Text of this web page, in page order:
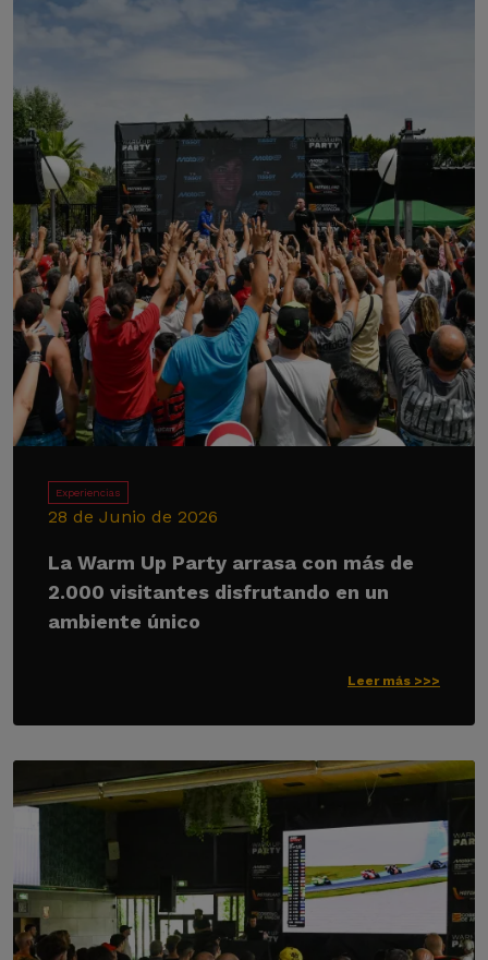
Experiencias
28 de Junio de 2026
La Warm Up Party arrasa con más de
2.000 visitantes disfrutando en un
ambiente único
Leer más >>>